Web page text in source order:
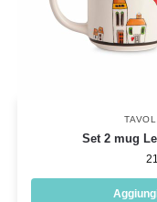
Set 2 mug